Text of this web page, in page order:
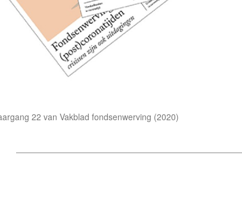
22 van Vakblad fondsenwerving (2020)